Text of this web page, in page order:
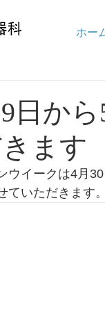
ホー
日か
ます
ウイークは4月
ていただきます